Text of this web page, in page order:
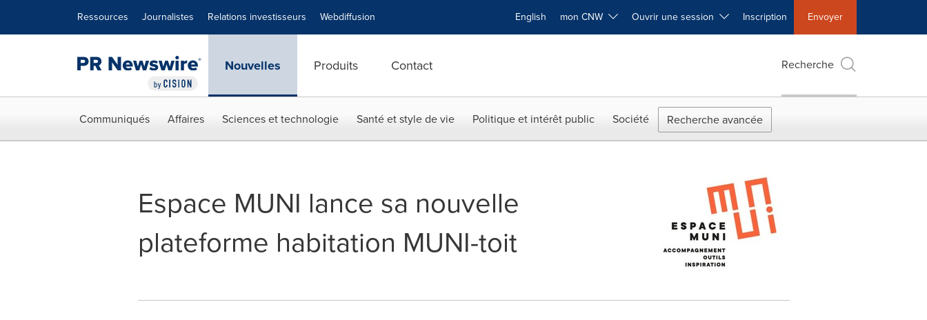
Ressources Journalistes Relations investisseurs Webdiffusion English mon CNW Ouvrir une session Inscription Envoyer
Nouvelles Produits Contact Recherche
Communiqués Affaires Sciences et technologie Santé et style de vie Politique et intérêt public Société Recherche avancée
Espace MUNI lance sa nouvelle
plateforme habitation MUNI-toit